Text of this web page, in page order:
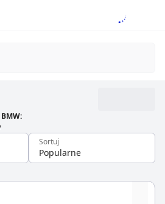
:
Sortuj
Popularne